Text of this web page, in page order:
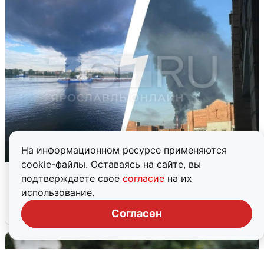
На информационном ресурсе применяются
cookie-файлы. Оставаясь на сайте, вы
подтверждаете свое согласие на их
использование.
Согласен
Ночная атака БПЛА на Ярославль:
попадания и последствия
6 августа